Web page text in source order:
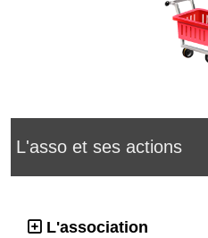
L'asso et ses actions
L'association